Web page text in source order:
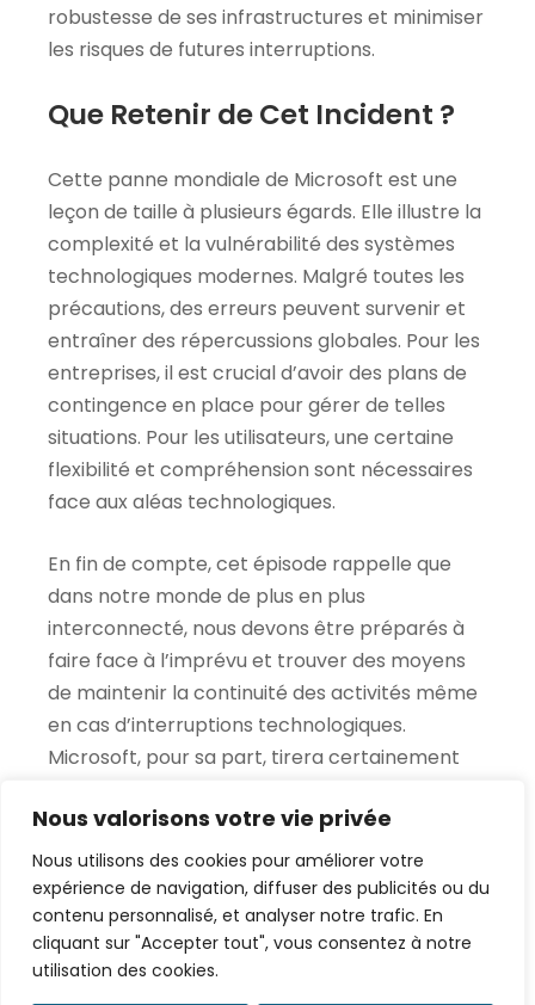
Nous valorisons votre vie privée
Nous utilisons des cookies pour améliorer votre
expérience de navigation, diffuser des publicités ou du
contenu personnalisé, et analyser notre trafic. En
cliquant sur "Accepter tout", vous consentez à notre
utilisation des cookies.
robustesse de ses infrastructures et minimiser
les risques de futures interruptions.
Que Retenir de Cet Incident ?
Cette panne mondiale de Microsoft est une
leçon de taille à plusieurs égards. Elle illustre la
complexité et la vulnérabilité des systèmes
technologiques modernes. Malgré toutes les
précautions, des erreurs peuvent survenir et
entraîner des répercussions globales. Pour les
entreprises, il est crucial d’avoir des plans de
contingence en place pour gérer de telles
situations. Pour les utilisateurs, une certaine
flexibilité et compréhension sont nécessaires
face aux aléas technologiques.
En fin de compte, cet épisode rappelle que
dans notre monde de plus en plus
interconnecté, nous devons être préparés à
faire face à l’imprévu et trouver des moyens
de maintenir la continuité des activités même
en cas d’interruptions technologiques.
Microsoft, pour sa part, tirera certainement
encore la fiabilité de ses services dans le futur.
PREV